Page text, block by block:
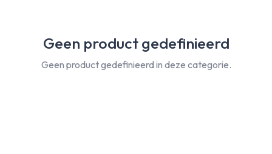
Geen product gedefinieerd
Geen product gedefinieerd in deze categorie.